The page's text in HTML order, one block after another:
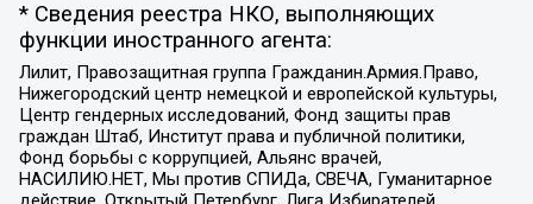
* Сведения реестра НКО, выполняющих
функции иностранного агента:
Лилит, Правозащитная группа Гражданин.Армия.Право,
Нижегородский центр немецкой и европейской культуры,
Центр гендерных исследований, Фонд защиты прав
граждан Штаб, Институт права и публичной политики,
Фонд борьбы с коррупцией, Альянс врачей,
НАСИЛИЮ.НЕТ, Мы против СПИДа, СВЕЧА, Гуманитарное